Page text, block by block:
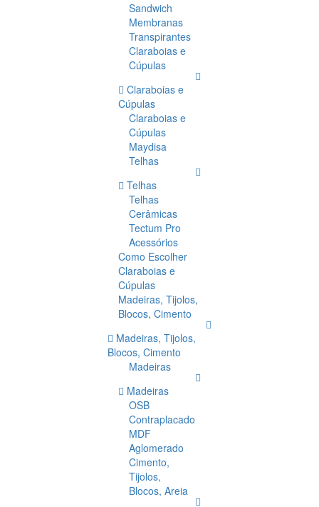
Sandwich
Membranas
Transpirantes
Claraboias e
Cúpulas
Claraboias e
Cúpulas
Claraboias e
Cúpulas
Maydisa
Telhas
Telhas
Telhas
Cerâmicas
Tectum Pro
Acessórios
Como Escolher
Claraboias e
Cúpulas
Madeiras, Tijolos,
Blocos, Cimento
Madeiras, Tijolos,
Blocos, Cimento
Madeiras
Madeiras
OSB
Contraplacado
MDF
Aglomerado
Cimento,
Tijolos,
Blocos, Areia